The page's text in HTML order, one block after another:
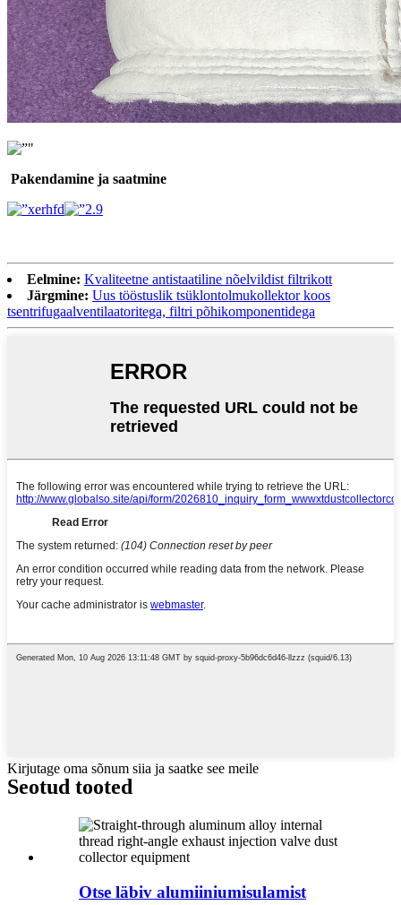
Pakendamine ja saatmine
Eelmine: Kvaliteetne antistaatiline nõelvildist filtrikott
Järgmine: Uus tööstuslik tsüklontolmukollektor koos
tsentrifugaalventilaatoritega, filtri põhikomponentidega
Kirjutage oma sõnum siia ja saatke see meile
Seotud tooted
Otse läbiv alumiiniumisulamist